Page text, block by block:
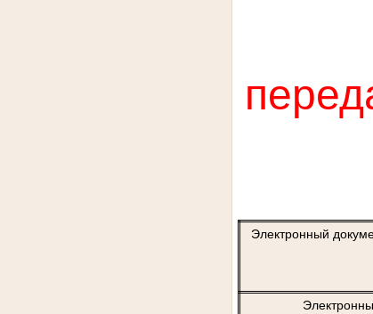
Электронный